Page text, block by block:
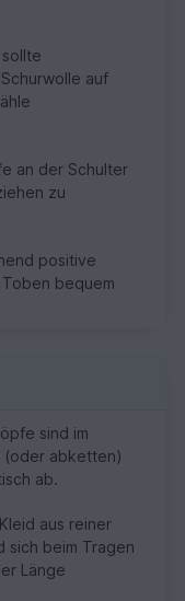
auf
an der Schulter
zu
positive
bequem
sind im
(oder abketten)
ab.
aus reiner
sich beim Tragen
Länge